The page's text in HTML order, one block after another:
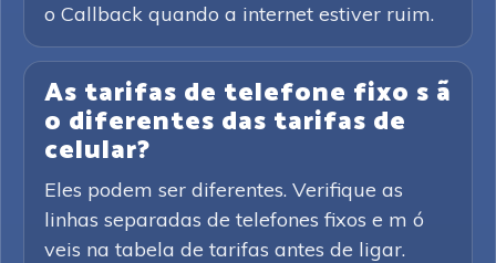
o Callback quando a internet estiver ruim.
As tarifas de telefone fixo s ã
o diferentes das tarifas de
celular?
Eles podem ser diferentes. Verifique as
linhas separadas de telefones fixos e m ó
veis na tabela de tarifas antes de ligar.